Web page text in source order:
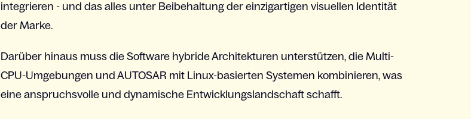
integrieren - und das alles unter Beibehaltung der einzigartigen visuellen Identität
der Marke.
Darüber hinaus muss die Software hybrideArchitekturen unterstützen, die Multi-
CPU-Umgebungen und AUTOSAR mit Linux-basierten Systemen kombinieren, was
eine anspruchsvolle und dynamische Entwicklungslandschaft schafft.